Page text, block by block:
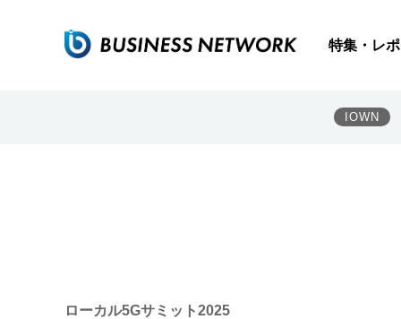
特集・レ
IOWN
ローカル5Gサミット2025